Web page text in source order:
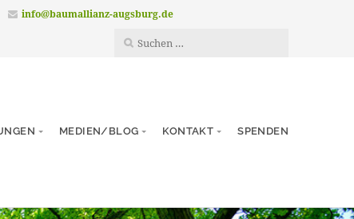
info@baumallianz-augsburg.de
MEDIEN/BLOG KONTAKT SPENDEN